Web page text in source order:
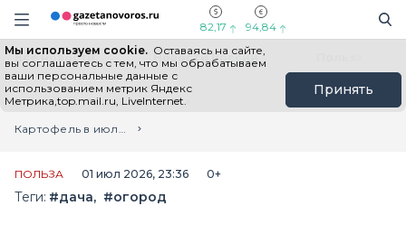
Информационный портал "ГазетаНоворос.ру"
Навигация сайта
82,17 94,84
Мы используем cookie. Оставаясь на сайте,
вы соглашаетесь с тем, что мы обрабатываем
ваши персональные данные с
использованием метрик Яндекс
Метрика,top.mail.ru, LiveInternet.
Принять
Все новости Новости России
Главная
Лента новостей
Картофель в июле: окучивание, подкормка и полив до цветения
ПОЛЬЗА 01 июл 2026, 23:36 0+
Теги: #дача #огород